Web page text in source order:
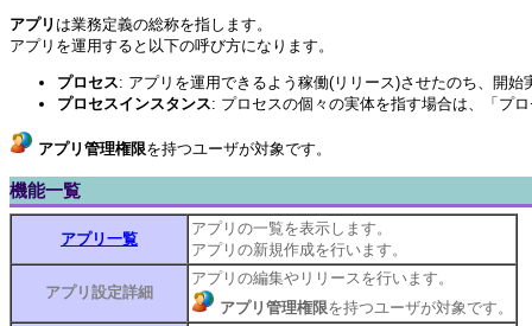
アプリ は業務定義の総称を指します。
アプリを運用すると以下の呼び方になります。
プロセス: アプリを運用できるよう稼働(リリース)させたのち、開
プロセスインスタンス: プロセスの個々の実体を指す場合は、「プ
アプリ管理権限を持つユーザが対象です。
機能一覧
アプリ一覧
アプリの一覧を表示します。
アプリの新規作成を行います。
アプリ設定詳細
アプリの編集やリリースを行います。
アプリ管理権限を持つユーザが対象です。